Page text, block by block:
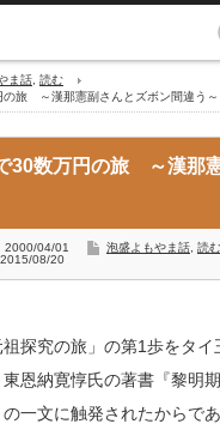
ま話 読む
の旅 ～漢那憲副さんとズボン間違う～
30数万円の旅 ～漢那
2000/04/01
2015/08/20
泡盛よもやま話 読む
探究の旅」の第1歩をタ
恩納寛惇氏の著書『黎明
一文に触発されたからで